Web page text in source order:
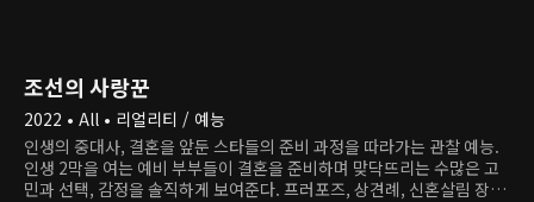
조선의 사랑꾼
2022 • All • 리얼리티 / 예능
인생의 중대사, 결혼을 앞둔 스타들의 준비 과정을 따라가는 관찰 예능.
인생 2막을 여는 예비 부부들이 결혼을 준비하며 맞닥뜨리는 수많은 고
민과 선택, 감정을 솔직하게 보여준다. 프러포즈, 상견례, 신혼살림 장만